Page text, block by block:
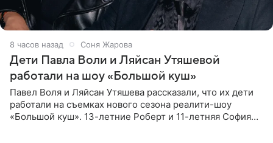
8 часов назад Соня Жарова
Дети Павла Воли и Ляйсан Утяшевой
работали на шоу «Большой куш»
Павел Воля и Ляйсан Утяшева рассказали, что их дети
работали на съемках нового сезона реалити-шоу
«Большой куш». 13-летние Роберт и 11-летняя София